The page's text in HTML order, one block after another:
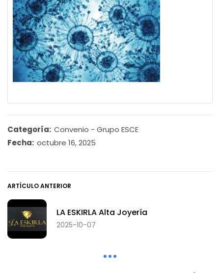
Categoría: Convenio - Grupo ESCE
Fecha: octubre 16, 2025
ARTÍCULO ANTERIOR
LA ESKIRLA Alta Joyería
2025-10-07